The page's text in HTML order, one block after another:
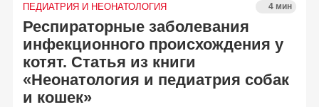
ПЕДИАТРИЯ И НЕОНАТОЛОГИЯ 4 мин
Респираторные заболевания
инфекционного происхождения у
котят. Статья из книги
«Неонатология и педиатрия собак
и кошек»